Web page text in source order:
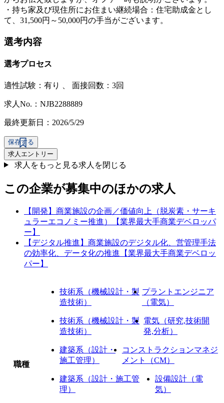
・持ち家及び現住所にお住まい継続場合：住宅助成金とし
て、31,500円～50,000円の手当がございます。
選考内容
選考プロセス
適性試験： 有り 面接回数：3回
求人No.：NJB2288889
最終更新日：2026/5/29
保存する
求人エントリー
求人をもっと見る求人を閉じる
この企業が募集中のほかの求人
【開発】商業施設の企画／価値向上（脱炭素・サーキ
ュラーエコノミー推進）【業界最大手商業デベロッパ
ー】
【デジタル推進】商業施設のデジタル化、営管理手法
の効率化、データ化の推進【業界最大手商業デベロッ
パー】
職種
技術系（機械設計・製
造技術）
プラントエンジニア
（電気）
技術系（機械設計・製
造技術）
電気（研究,技術開
発,分析）
建築系（設計・
施工管理）
コンストラクションマネジ
メント（CM）
建築系（設計・施工管
理）
設備設計（電
気）